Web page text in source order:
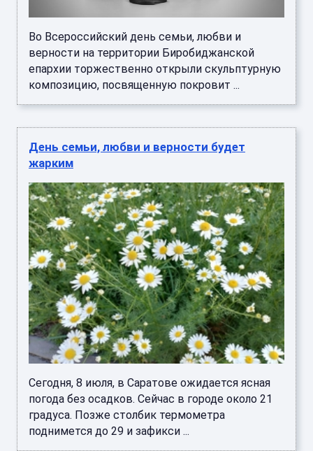
Во Всероссийский день семьи, любви и
верности на территории Биробиджанской
епархии торжественно открыли скульптурную
композицию, посвященную покровит ...
День семьи, любви и верности будет
жарким
Сегодня, 8 июля, в Саратове ожидается ясная
погода без осадков. Сейчас в городе около 21
градуса. Позже столбик термометра
поднимется до 29 и зафикси ...